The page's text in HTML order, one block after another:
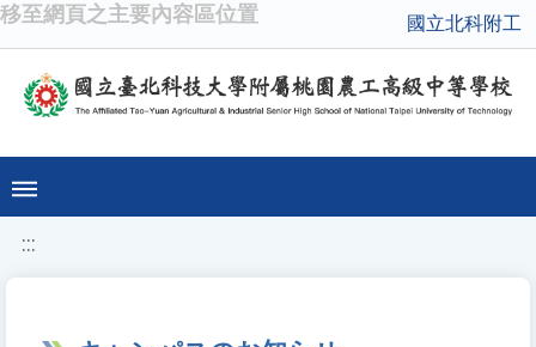
移至網頁之主要內容區位置 國立北科附工
:::